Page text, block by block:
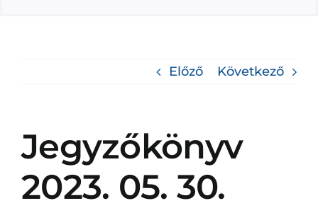
Előző Következő
Jegyzőkönyv
2023. 05. 30.